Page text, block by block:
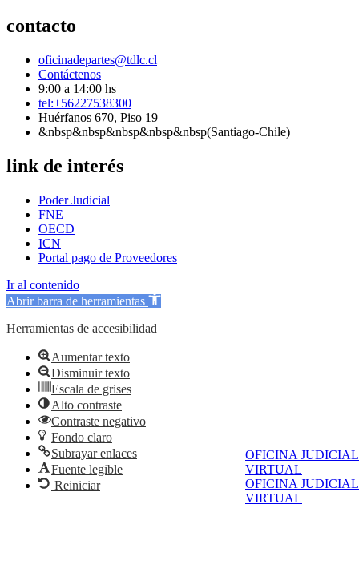
OFICINA JUDICIAL
VIRTUAL
OFICINA JUDICIAL
VIRTUAL
contacto
oficinadepartes@tdlc.cl
Contáctenos
9:00 a 14:00 hs
tel:+56227538300
Huérfanos 670, Piso 19
&nbsp&nbsp&nbsp&nbsp&nbsp(Santiago-Chile)
link de interés
Poder Judicial
FNE
OECD
ICN
Portal pago de Proveedores
Ir al contenido
Abrir barra de herramientas
Herramientas de accesibilidad
Aumentar texto
Disminuir texto
Escala de grises
Alto contraste
Contraste negativo
Fondo claro
Subrayar enlaces
Fuente legible
Reiniciar